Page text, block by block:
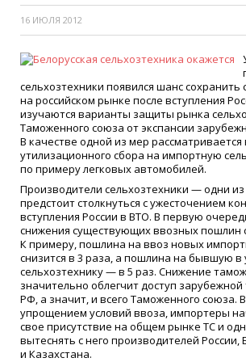
16 ИЮЛЯ 2012
сельхозтехники появился шанс
на российском рынке после вступления
изучаются варианты защиты рынка
Таможенного союза от экспансии
В качестве одной из мер
утилизационного сбора на импортную
по примеру легковых автомобилей.
Производители сельхозтехники — одни из
предстоит столкнуться с ужесточением
вступления России в ВТО. В первую
снижения существующих ввозных пошлин с
К примеру, пошлина на ввоз новых
снизится в 3 раза, а пошлина на бывшую в
сельхозтехнику — в 5 раз. Снижение
значительно облегчит доступ
РФ, а значит, и всего Таможенного союза.
упрощением условий ввоза, импортеры
свое присутствие на общем рынке ТС и
вытеснять с него производителей России,
и Казахстана.